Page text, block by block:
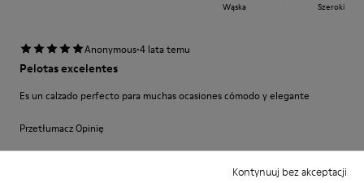
Kontynuuj bez akceptacji
Wąska Szeroki
Anonymous·4 lata temu
Pelotas excelentes
Es un calzado perfecto para muchas ocasiones cómodo y elegante
Przetłumacz Opinię